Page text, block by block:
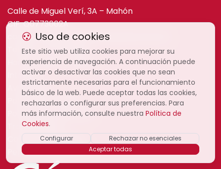
Calle de Miguel Verí, 3A – Mahón
CIF: Q0773002A
camaramenorca@camaramenorca.com
Teléfono: 971 36 31 94
Horario: 7:00h - 15:00h
Intranet
Aviso legal
Política de cookies
Política de privacidad
Transparencia
Canal de denuncias
Perfil del contratante
Uso de cookies
Este sitio web utiliza cookies para mejorar su
experiencia de navegación. A continuación puede
activar o desactivar las cookies que no sean
estrictamente necesarias para el funcionamiento
básico de la web. Puede aceptar todas las cookies,
rechazarlas o configurar sus preferencias. Para
más información, consulte nuestra Política de
Cookies.
Configurar
Rechazar no esenciales
Aceptar todas